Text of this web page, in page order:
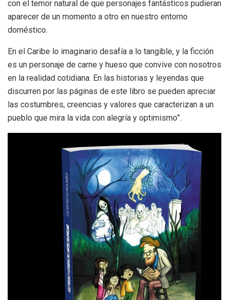
con el temor natural de que personajes fantásticos pudieran
aparecer de un momento a otro en nuestro entorno
doméstico.
En el Caribe lo imaginario desafía a lo tangible, y la ficción
es un personaje de carne y hueso que convive con nosotros
en la realidad cotidiana. En las historias y leyendas que
discurren por las páginas de este libro se pueden apreciar
las costumbres, creencias y valores que caracterizan a un
pueblo que mira la vida con alegría y optimismo”.